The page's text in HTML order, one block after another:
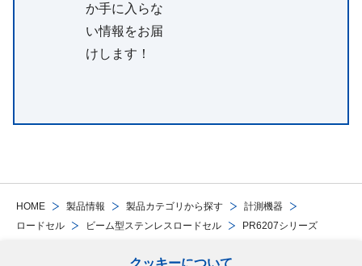
クッキーについて
HOME 製品情報 製品カテゴリから探す
計測機器
ロードセル
ビーム型ステンレスロードセル PR6207シリーズ
か手に入らな
い情報をお届
けします！